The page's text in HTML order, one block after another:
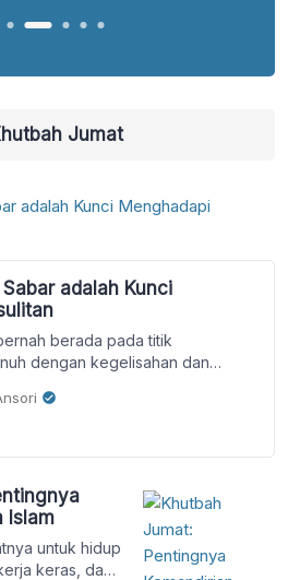
Jumat
adalah Kunci
berada pada titik
dengan kegelisahan dan
Islam mengajarkan bahwa
boleh membiarkan dirinya larut
Lalu, bagaimana seharusnya kita
berada pada titik
Islam
untuk hidup
keras, dan